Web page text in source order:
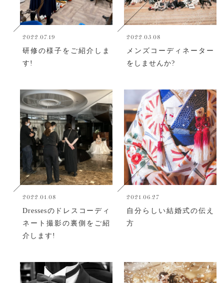
2022.07.19
研修の様子をご紹介しま
す!
2022.03.08
メンズコーディネーター
をしませんか?
2022.01.08
Dressesのドレスコーディ
ネート撮影の裏側をご紹
介します!
2021.06.27
自分らしい結婚式の伝え
方